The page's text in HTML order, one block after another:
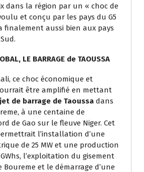
dans la région par un « choc de
et conçu par les pays du G5
finalement aussi bien aux pays
LE BARRAGE de TAOUSSA
ce choc économique et
être amplifié en mettant
de barrage de Taoussa dans
à une centaine de
de Gao sur le fleuve Niger. Cet
l’installation d’une
de 25 MW et une production
l’exploitation du gisement
et le démarrage d’une